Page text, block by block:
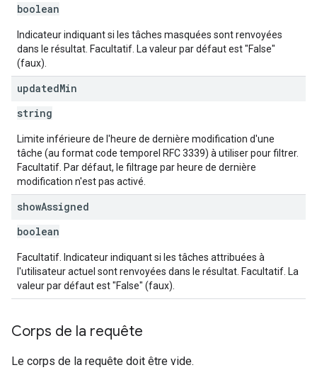
boolean
Indicateur indiquant si les tâches masquées sont renvoyées
dans le résultat. Facultatif. La valeur par défaut est "False"
(faux).
updatedMin
string
Limite inférieure de l'heure de dernière modification d'une
tâche (au format code temporel RFC 3339) à utiliser pour filtrer.
Facultatif. Par défaut, le filtrage par heure de dernière
modification n'est pas activé.
showAssigned
boolean
Facultatif. Indicateur indiquant si les tâches attribuées à
l'utilisateur actuel sont renvoyées dans le résultat. Facultatif. La
valeur par défaut est "False" (faux).
Corps de la requête
Le corps de la requête doit être vide.